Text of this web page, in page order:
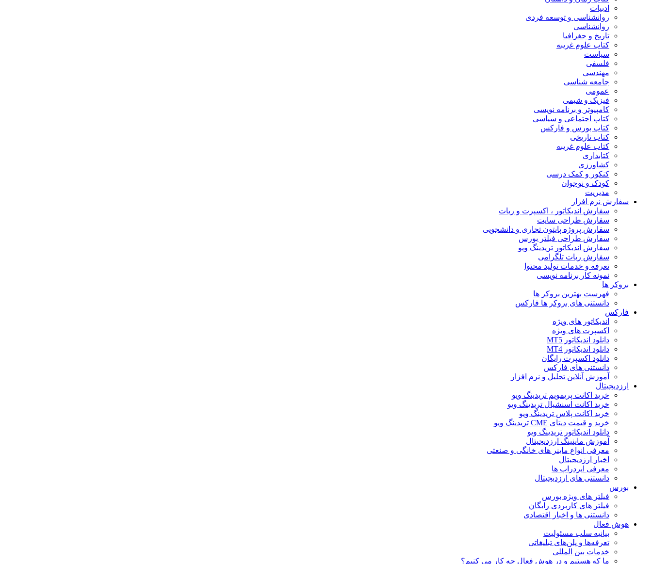
ادبیات
روانشناسی و توسعه فردی
روانشناسی
تاریخ و جغرافیا
کتاب علوم غریبه
سیاست
فلسفی
مهندسی
جامعه شناسی
عمومی
فیزیک و شیمی
کامپیوتر و برنامه نویسی
کتاب اجتماعی و سیاسی
کتاب بورس و فارکس
کتاب تاریخی
کتاب علوم غریبه
کتابداری
کشاورزی
کنکور و کمک‌ درسی
کودک و نوجوان
مدیریت
سفارش نرم افزار
سفارش اندیکاتور ، اکسپرت و ربات
سفارش طراحی سایت
سفارش پروژه پایتون تجاری و دانشجویی
سفارش طراحی فیلتر بورس
سفارش اندیکاتور تریدینگ ویو
سفارش ربات تلگرامی
تعرفه و خدمات تولید محتوا
نمونه کار برنامه نویسی
بروکر ها
فهرست بهترین بروکر ها
دانستنی های بروکر ها فارکس
فارکس
اندیکاتور های ویژه
اکسپرت های ویژه
دانلود اندیکاتور MT5
دانلود اندیکاتور MT4
دانلود اکسپرت رایگان
دانستنی های فارکس
آموزش آنلاین تحلیل و نرم افزار
ارزدیجیتال
خرید اکانت پریمویم تریدینگ ویو
خرید اکانت اسنشیال تریدینگ ویو
خرید اکانت پلاس تریدینگ ویو
خرید و قیمت دیتای CME تریدینگ ویو
دانلود اندیکاتور تریدینگ ویو
آموزش ماینینگ ارزدیجیتال
معرفی انواع ماینر های خانگی و صنعتی
اخبار ارزدیجیتال
معرفی ایردراپ ها
دانستنی های ارزدیجیتال
بورس
فیلتر های ویژه بورس
فیلتر های کاربردی رایگان
دانستنی ها و اخبار اقتصادی
هوش فعال
بیانیه سلب مسئولیت
تعرفه‌ها و پلن‌های تبلیغاتی
خدمات بین المللی
ما که هستیم و در هوش فعال چه کار می کنیم؟